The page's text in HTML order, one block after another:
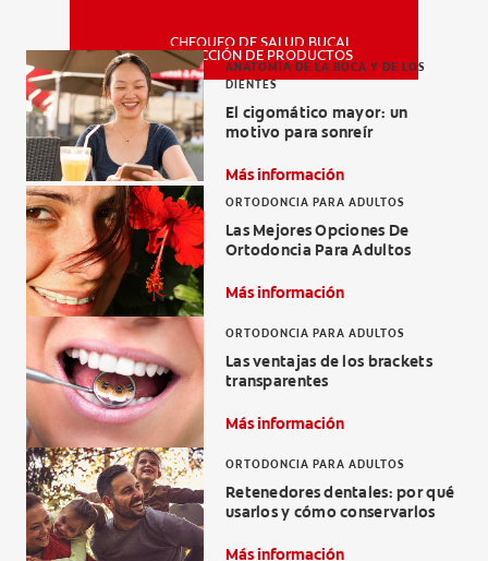
CHEQUEO DE SALUD BUCAL
PARA PROFESIONALES
CHEQUEO DE SALUD BUCAL
SELECCIÓN DE PRODUCTOS
ANATOMÍA DE LA BOCA Y DE LOS
DIENTES
El cigomático mayor: un
motivo para sonreír
Más información
ORTODONCIA PARA ADULTOS
Las Mejores Opciones De
Ortodoncia Para Adultos
Más información
ORTODONCIA PARA ADULTOS
Las ventajas de los brackets
transparentes
Más información
ORTODONCIA PARA ADULTOS
Retenedores dentales: por qué
usarlos y cómo conservarlos
Más información